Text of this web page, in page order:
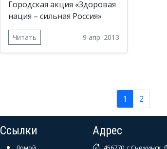
Городская акция «Здоровая
нация – сильная Россия»
Читать 9 апр. 2013
1 2
Ссылки Адрес